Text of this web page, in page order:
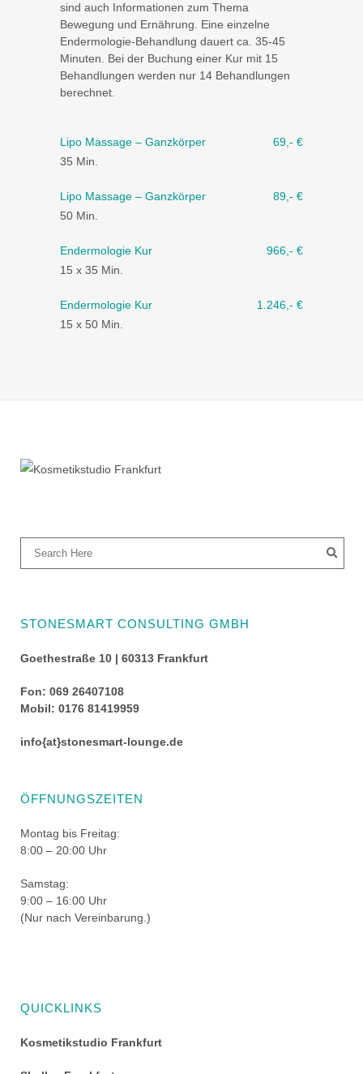
sind auch Informationen zum Thema
Bewegung und Ernährung. Eine einzelne
Endermologie-Behandlung dauert ca. 35-45
Minuten. Bei der Buchung einer Kur mit 15
Behandlungen werden nur 14 Behandlungen
berechnet.
Lipo Massage – Ganzkörper
69,- €
35 Min.
Lipo Massage – Ganzkörper
89,- €
50 Min.
Endermologie Kur
966,- €
15 x 35 Min.
Endermologie Kur
1.246,- €
15 x 50 Min.
STONESMART CONSULTING GMBH
Goethestraße 10 | 60313 Frankfurt
Fon: 069 26407108
Mobil: 0176 81419959
info{at}stonesmart-lounge.de
ÖFFNUNGSZEITEN
Montag bis Freitag:
8:00 – 20:00 Uhr
Samstag:
9:00 – 16:00 Uhr
(Nur nach Vereinbarung.)
QUICKLINKS
Kosmetikstudio Frankfurt